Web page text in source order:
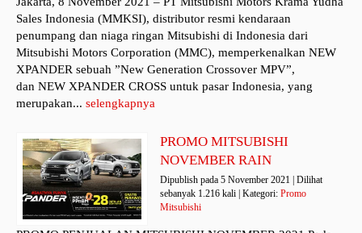
Sales Indonesia (MMKSI), distributor resmi kendaraan
penumpang dan niaga ringan Mitsubishi di Indonesia dari
Mitsubishi Motors Corporation (MMC), memperkenalkan NEW
XPANDER sebuah ”New Generation Crossover MPV”,
dan NEW XPANDER CROSS untuk pasar Indonesia, yang
merupakan... selengkapnya
PROMO MITSUBISHI
NOVEMBER RAIN
Dipublish pada 5 November 2021 | Dilihat
sebanyak 1.216 kali | Kategori:Promo
Mitsubishi